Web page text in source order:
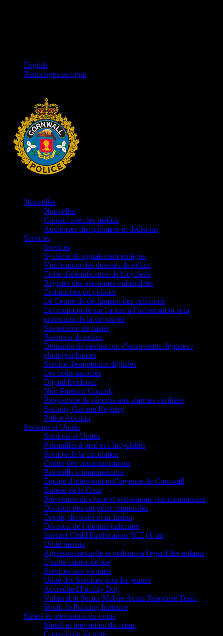
English
Reportages en ligne
Nouvelles
Nouvelles
Contact avec les médias
Audiences disciplinaires et decisions
Services
Services
Système de signalement en ligne
Vérification des dossiers de police
Fiche d'identification de bicyclette
Registre des personnes vulnérables
Embauchez un policier
Le Centre de déclaration des collisions
Loi municipale sur l’accès à l’information et la
protection de la vie privée
Suspension de casier
Rapports de police
Demande de destruction d'empreintes digitales /
photographiques
Service d'empreintes digitales
Les coûts associés
Digital Evidence
Non-Parental Custody
Programme de réponse aux alarmes vérifiées
Security Camera Registry
Police Auction
Sections et Unités
Sections et Unités
Patrouilles à pied et à bicyclettes
Section de la circulation
Centre des communications
Patrouille communautaire
Équipe d'intervention d'urgence de Cornwall
Bureau de la Cour
Prévention du crime et partenariats communautaires
Division des enquêtes criminelles
Équité, diversité et inclusion
Division de l'identité judiciaire
Internet Child Exploitation (ICE) Unit
Unité marine
Agression sexuelle et violence à l'égard des enfants
L’unité crimes de rue
Services aux victimes
Unité des Services pour les jeunes
Accredited Facility Dog
Vulnerable Sector Mobile Acute Response Team
Youth In Policing Initiative
Sûreté et prévention du crime
Sûreté et prévention du crime
Conseils de sécurité